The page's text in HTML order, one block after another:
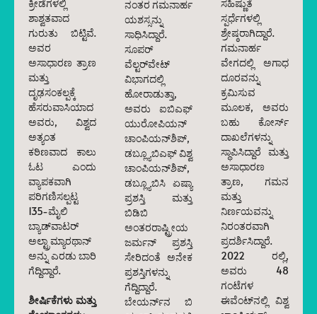
ಕ್ರೀಡೆಗಳಲ್ಲಿ
ಶಾಶ್ವತವಾದ
ಗುರುತು ಬಿಟ್ಟಿವೆ.
ಅವರ
ಅಸಾಧಾರಣ ತ್ರಾಣ
ಮತ್ತು
ದೃಢಸಂಕಲ್ಪಕ್ಕೆ
ಹೆಸರುವಾಸಿಯಾದ
ಅವರು, ವಿಶ್ವದ
ಅತ್ಯಂತ
ಕಠಿಣವಾದ ಕಾಲು
ಓಟ ಎಂದು
ವ್ಯಾಪಕವಾಗಿ
ಪರಿಗಣಿಸಲ್ಪಟ್ಟ
135-ಮೈಲಿ
ಬ್ಯಾಡ್‌ವಾಟರ್
ಅಲ್ಟ್ರಾಮ್ಯಾರಥಾನ್
ಅನ್ನು ಎರಡು ಬಾರಿ
ಗೆದ್ದಿದ್ದಾರೆ.
ಶೀರ್ಷಿಕೆಗಳು ಮತ್ತು
ನಂತರ ಗಮನಾರ್ಹ
ಯಶಸ್ಸನ್ನು
ಸಾಧಿಸಿದ್ದಾರೆ.
ಸೂಪರ್
ವೆಲ್ಟರ್‌ವೇಟ್
ವಿಭಾಗದಲ್ಲಿ
ಹೋರಾಡುತ್ತಾ,
ಅವರು ಐಬಿಎಫ್
ಯುರೋಪಿಯನ್
ಚಾಂಪಿಯನ್‌ಶಿಪ್,
ಡಬ್ಲ್ಯೂಬಿಎಫ್ ವಿಶ್ವ
ಚಾಂಪಿಯನ್‌ಶಿಪ್,
ಡಬ್ಲ್ಯೂಬಿಸಿ ಏಷ್ಯಾ
ಪ್ರಶಸ್ತಿ ಮತ್ತು
ಬಿಡಿಬಿ
ಅಂತರರಾಷ್ಟ್ರೀಯ
ಜರ್ಮನ್ ಪ್ರಶಸ್ತಿ
ಸೇರಿದಂತೆ ಅನೇಕ
ಪ್ರಶಸ್ತಿಗಳನ್ನು
ಗೆದ್ದಿದ್ದಾರೆ.
ಬೇಯರ್ನ್‌ನ ಬಿ
ಸಹಿಷ್ಣುತೆ
ಸ್ಪರ್ಧೆಗಳಲ್ಲಿ
ಶ್ರೇಷ್ಠರಾಗಿದ್ದಾರೆ.
ಗಮನಾರ್ಹ
ವೇಗದಲ್ಲಿ ಅಗಾಧ
ದೂರವನ್ನು
ಕ್ರಮಿಸುವ
ಮೂಲಕ, ಅವರು
ಬಹು ಕೋರ್ಸ್
ದಾಖಲೆಗಳನ್ನು
ಸ್ಥಾಪಿಸಿದ್ದಾರೆ ಮತ್ತು
ಅಸಾಧಾರಣ
ತ್ರಾಣ, ಗಮನ
ಮತ್ತು
ನಿರ್ಣಯವನ್ನು
ನಿರಂತರವಾಗಿ
ಪ್ರದರ್ಶಿಸಿದ್ದಾರೆ.
2022 ರಲ್ಲಿ,
ಅವರು 48
ಗಂಟೆಗಳ
ಈವೆಂಟ್‌ನಲ್ಲಿ ವಿಶ್ವ